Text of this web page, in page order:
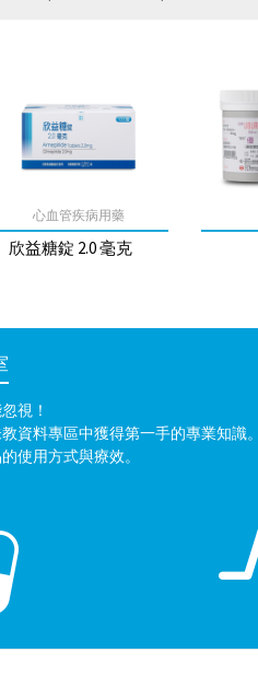
心血管疾病用藥
欣益糖錠 2.0 毫克
視！
資料專區中獲得第一手的專業知識。
使用方式與療效。